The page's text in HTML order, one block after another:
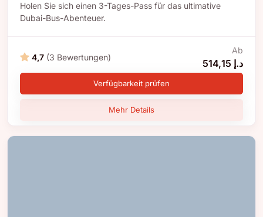
Holen Sie sich einen 3-Tages-Pass für das ultimative
Dubai-Bus-Abenteuer.
4,7 (3 Bewertungen)
Ab
514,15 د.إ
Verfügbarkeit prüfen
Mehr Details